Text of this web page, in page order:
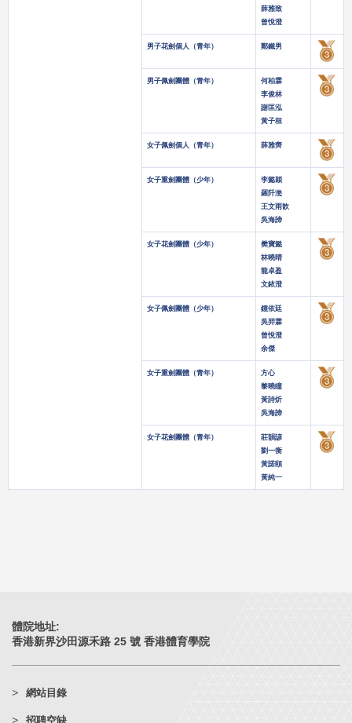
薛雅致
曾悅澄
男子花劍個人（青年） 鄭鐵男
男子佩劍團體（青年）
何柏霖
李俊林
謝匡泓
黃子桓
女子佩劍個人（青年） 薛雅齊
女子重劍團體（少年）
李懿穎
羅阡滺
王文雨歆
吳海諦
女子花劍團體（少年）
樊寶懿
林曉晴
龍卓盈
文銥澄
女子佩劍團體（少年）
鍾依廷
吳羿霖
曾悅澄
余傑
女子重劍團體（青年）
方心
黎曉瞳
黃詩炘
吳海諦
女子花劍團體（青年）
莊韻諺
劉一衡
黃諾頤
黃純一
體院地址:
香港新界沙田源禾路 25 號 香港體育學院
網站目錄
招聘空缺